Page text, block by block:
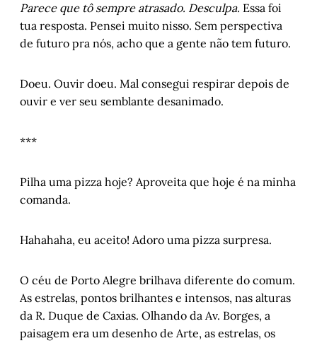
Parece que tô sempre atrasado. Desculpa. Essa foi
tua resposta. Pensei muito nisso. Sem perspectiva
de futuro pra nós, acho que a gente não tem futuro.
Doeu. Ouvir doeu. Mal consegui respirar depois de
ouvir e ver seu semblante desanimado.
***
Pilha uma pizza hoje? Aproveita que hoje é na minha
comanda.
Hahahaha, eu aceito! Adoro uma pizza surpresa.
O céu de Porto Alegre brilhava diferente do comum.
As estrelas, pontos brilhantes e intensos, nas alturas
da R. Duque de Caxias. Olhando da Av. Borges, a
paisagem era um desenho de Arte, as estrelas, os